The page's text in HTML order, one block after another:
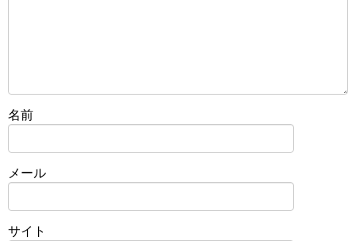
名前
メール
サイト